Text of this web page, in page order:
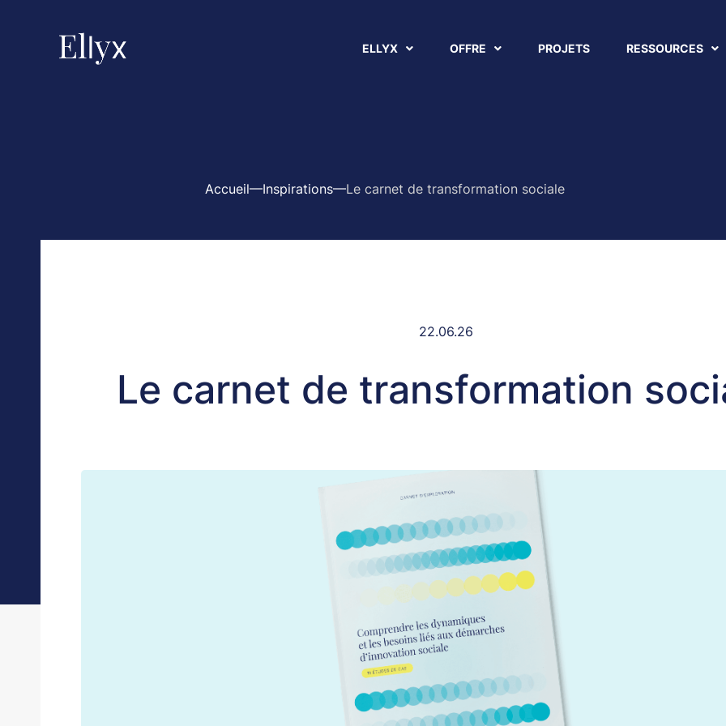
ELLYX OFFRE PROJETS RESSOURCES
Accueil Inspirations Le carnet de transformation sociale
22.06.26
Le carnet de transformation